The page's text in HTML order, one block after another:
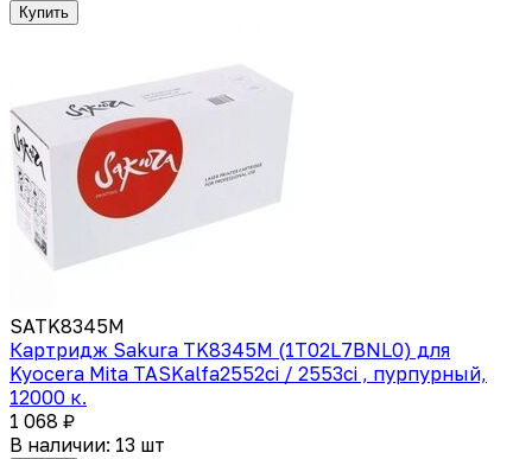
Купить
SATK8345M
Картридж Sakura TK8345M (1T02L7BNL0) для
Kyocera Mita TASKalfa2552ci / 2553ci , пурпурный,
12000 к.
1 068 ₽
В наличии: 13 шт